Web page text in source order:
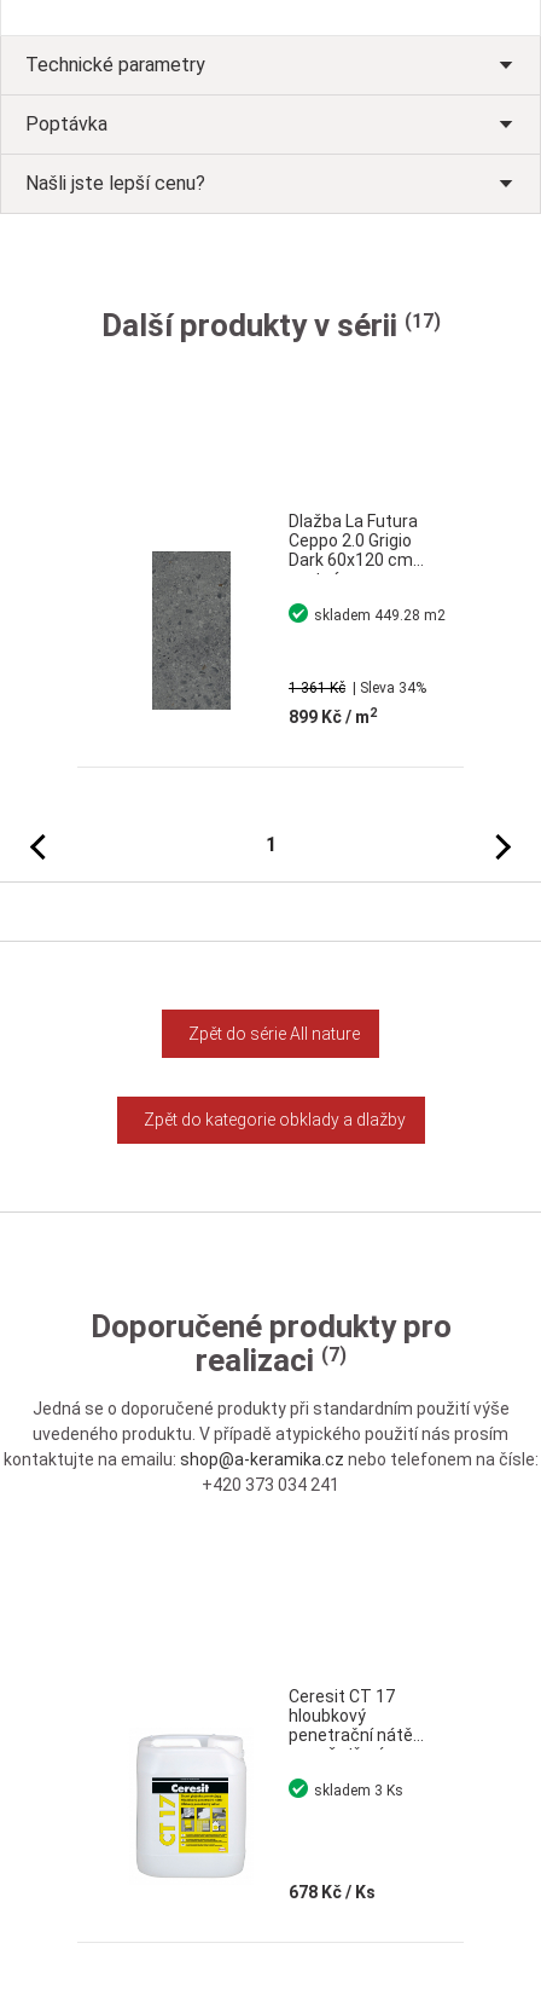
Technické parametry
Poptávka
Našli jste lepší cenu?
Další produkty v sérii (17)
Dlažba La Futura
Ceppo 2.0 Grigio
Dark 60x120 cm
matná
rektifikovaná
1 361 Kč | Sleva 34%
899 Kč/ m2
skladem 449.28 m2
Předchozí 1
Zpět do série All nature
Zpět do kategorie obklady a dlažby
Doporučené produkty pro
realizaci (7)
Jedná se o doporučené produkty při standardním použití výše
uvedeného produktu. V případě atypického použití nás prosím
kontaktujte na emailu: shop@a-keramika.cz nebo telefonem na čísle:
+420 373 034 241
Ceresit CT 17
hloubkový
penetrační nátěr
pro ošetření
savých podkladů
5 l
678 Kč/ Ks
skladem 3 Ks